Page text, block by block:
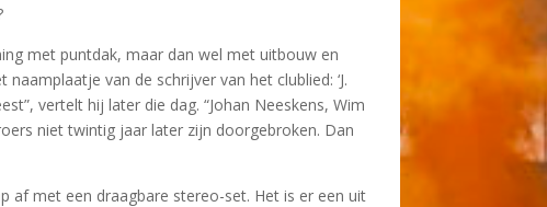
met puntdak, maar dan wel met uitbouw en
van de schrijver van het clublied: ‘J.
vertelt hij later die dag. “Johan Neeskens, Wim
niet twintig jaar later zijn doorgebroken. Dan
af met een draagbare stereo-set. Het is er een uit